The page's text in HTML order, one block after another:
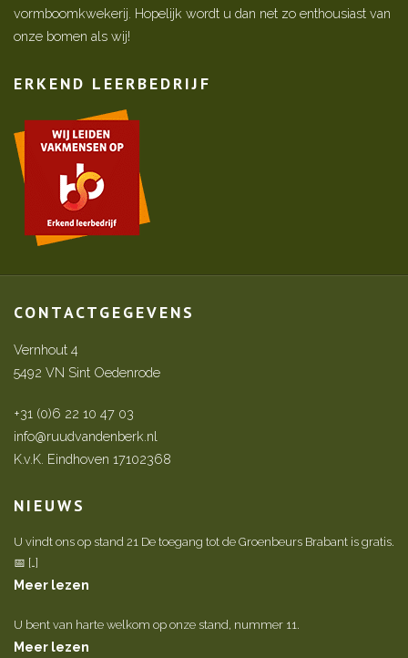
vormboomkwekerij. Hopelijk wordt u dan net zo enthousiast van
onze bomen als wij!
ERKEND LEERBEDRIJF
CONTACTGEGEVENS
Vernhout 4
5492 VN Sint Oedenrode
+31 (0)6 22 10 47 03
info@ruudvandenberk.nl
K.v.K. Eindhoven 17102368
NIEUWS
U vindt ons op stand 21 De toegang tot de Groenbeurs Brabant is gratis.
📅 […]
Meer lezen
U bent van harte welkom op onze stand, nummer 11.
Meer lezen